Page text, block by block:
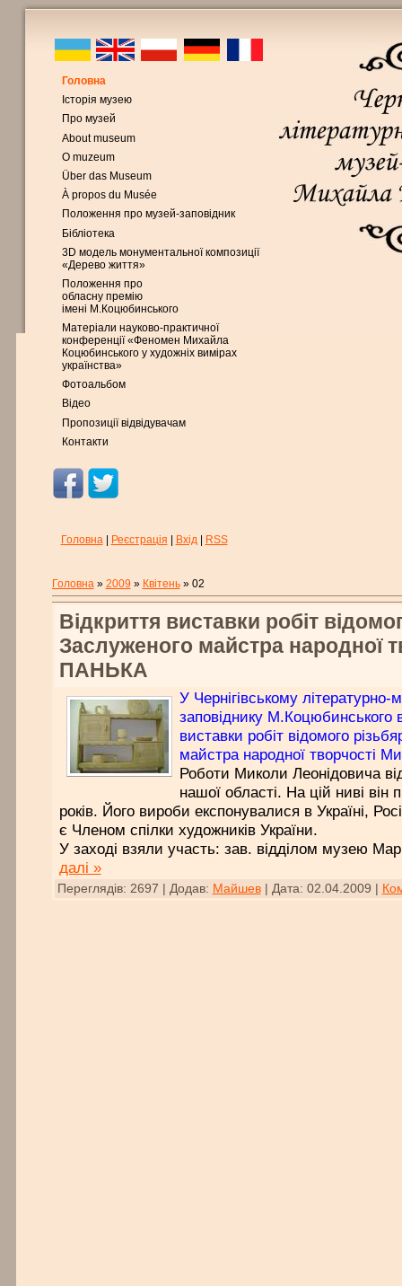
Головна
Історія музею
Про музей
About museum
O muzeum
Über das Museum
À propos du Musée
Положення про музей-заповідник
Бібліотека
3D модель монументальної композиції
«Дерево життя»
Положення про
обласну премію
імені М.Коцюбинського
Матеріали науково-практичної
конференції «Феномен Михайла
Коцюбинського у художніх вимірах
українства»
Фотоальбом
Відео
Пропозиції відвідувачам
Контакти
Головна| Реєстрація Вхід| RSS
Головна» 2009 » Квітень » 02
Відкриття виставки робіт
Заслуженого майстра народної
ПАНЬКА
У Чернігівському
заповіднику М.Коцюбинського
виставки робіт відомого
майстра народної творчості
Роботи Миколи Леонідовича
нашої області. На цій ниві
років. Його вироби експонувалися в Україні,
є Членом спілки художників України.
У заході взяли участь: зав. відділом музею
далі »
Переглядів: 2697 Додав: Майшев| Дата: 02.04.2009